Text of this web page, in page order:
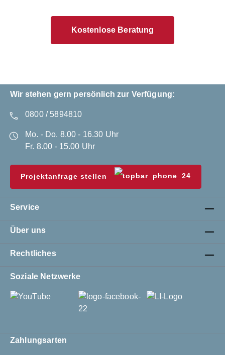
Kostenlose Beratung
Wir stehen gern persönlich zur Verfügung:
0800 / 5894810
Mo. - Do. 8.00 - 16.30 Uhr
Fr. 8.00 - 15.00 Uhr
Projektanfrage stellen
Service
Über uns
Rechtliches
Soziale Netzwerke
Zahlungsarten